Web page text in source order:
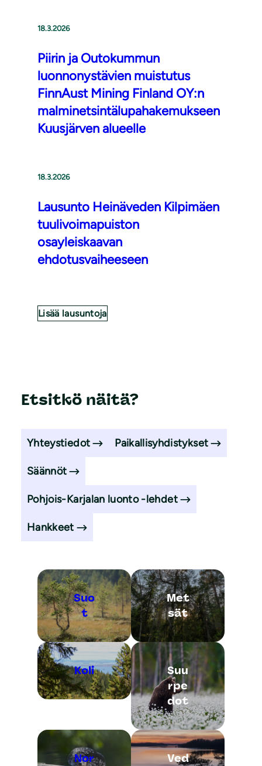
18.3.2026
Piirin ja Outokummun
luonnonystävien muistutus
FinnAust Mining Finland OY:n
malminetsintälupahakemukseen
Kuusjärven alueelle
18.3.2026
Lausunto Heinäveden Kilpimäen
tuulivoimapuiston
osayleiskaavan
ehdotusvaiheeseen
Lisää lausuntoja
Etsitkö näitä?
Yhteystiedot Paikallisyhdistykset
Säännöt
Pohjois-Karjalan luonto -lehdet
Hankkeet
Suo
t
Met
sät
Koli
Suu
rpe
dot
Nor
Ved